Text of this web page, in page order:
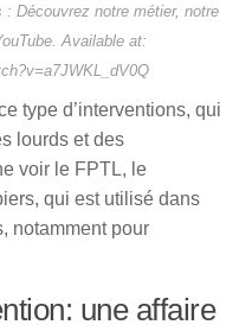
: Découvrez notre métier, notre
Available at:
type d’interventions, qui
lourds et des
voir le FPTL, le
qui est utilisé dans
notamment pour
une affaire